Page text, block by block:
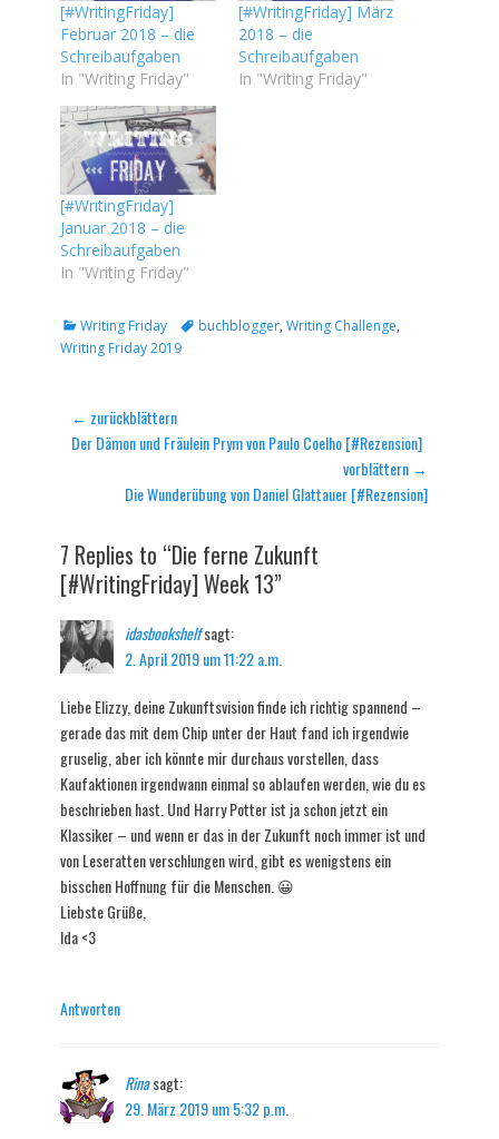
[#WritingFriday]
Februar 2018 – die
Schreibaufgaben
In "Writing Friday"
[#WritingFriday] März
2018 – die
Schreibaufgaben
In "Writing Friday"
[#WritingFriday]
Januar 2018 – die
Schreibaufgaben
In "Writing Friday"
Kategorien
Writing Friday Tagsbuchblogger, Writing Challenge,
Writing Friday 2019
Beitragsnavigation
← zurückblättern
Vorheriger
Der Dämon und Fräulein Prym von Paulo Coelho [#Rezension]
vorblättern →
Die Wunderübung von Daniel Glattauer [#Rezension]
7 Replies to “Die ferne Zukunft
[#WritingFriday] Week 13”
idasbookshelfsagt:
2. April 2019 um 11:22 a.m.
Liebe Elizzy, deine Zukunftsvision finde ich richtig spannend –
gerade das mit dem Chip unter der Haut fand ich irgendwie
gruselig, aber ich könnte mir durchaus vorstellen, dass
Kaufaktionen irgendwann einmal so ablaufen werden, wie du es
beschrieben hast. Und Harry Potter ist ja schon jetzt ein
Klassiker – und wenn er das in der Zukunft noch immer ist und
von Leseratten verschlungen wird, gibt es wenigstens ein
bisschen Hoffnung für die Menschen. 😀
Liebste Grüße,
Ida <3
Antworten
Rinasagt:
29. März 2019 um 5:32 p.m.